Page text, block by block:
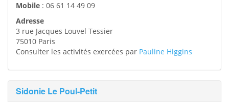
Mobile : 06 61 14 49 09
Adresse
3 rue Jacques Louvel Tessier
75010 Paris
Consulter les activités exercées par Pauline Higgins
Sidonie Le Poul-Petit